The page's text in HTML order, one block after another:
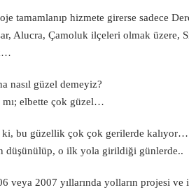
tamamlanıp hizmete girerse sadece
Alucra, Çamoluk ilçeleri olmak üzere,
nasıl güzel demeyiz?
mı; elbette çok güzel…
ki, bu güzellik çok çok gerilerde kalıyor…
düşünülüp, o ilk yola girildiği günlerde..
veya 2007 yıllarında yolların projesi ve